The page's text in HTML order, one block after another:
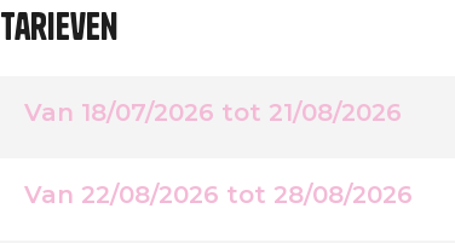
Tarieven
Van 18/07/2026 tot 21/08/2026
Van 22/08/2026 tot 28/08/2026